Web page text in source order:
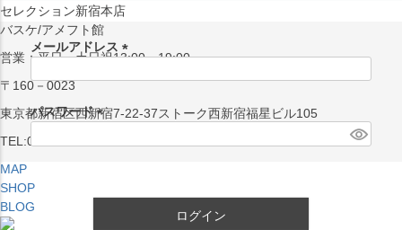
セレクション新宿本店
バスケ/アメフト館
営業：平日・土日祝13:00～19:00
〒160－0023
東京都新宿区西新宿7-22-37ストーク西新宿福星ビル105
TEL:03-5338-7231
MAP
SHOP
BLOG
メールアドレス
須
)
パスワード
ログイン